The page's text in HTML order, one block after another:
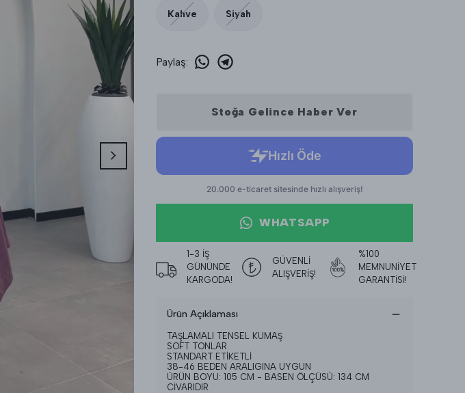
Kahve Siyah
Paylaş:
Stoğa Gelince Haber Ver
WHATSAPP
1-3 İŞ
GÜNÜNDE
KARGODA!
GÜVENLİ
ALIŞVERİŞ!
%100
MEMNUNİYET
GARANTİSİ!
Ürün Açıklaması
TAŞLAMALI TENSEL KUMAŞ
SOFT TONLAR
STANDART ETİKETLİ
38-46 BEDEN ARALIGINA UYGUN
ÜRÜN BOYU: 105 CM - BASEN ÖLÇÜSÜ: 134 CM
CİVARIDIR